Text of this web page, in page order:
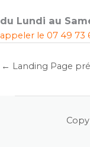
du Lundi au
appeler le 07 49 73
← Landing Page